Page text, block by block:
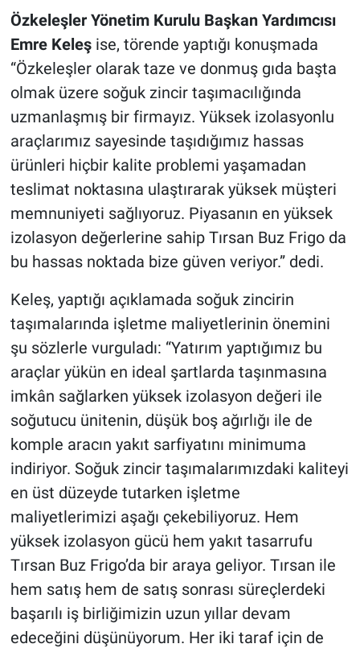
Özkeleşler Yönetim Kurulu Başkan Yardımcısı
Emre Keleşise, törende yaptığı konuşmada
“Özkeleşler olarak taze ve donmuş gıda başta
olmak üzere soğuk zincir taşımacılığında
uzmanlaşmış bir firmayız. Yüksek izolasyonlu
araçlarımız sayesinde taşıdığımız hassas
ürünleri hiçbir kalite problemi yaşamadan
teslimat noktasına ulaştırarak yüksek müşteri
memnuniyeti sağlıyoruz. Piyasanın en yüksek
izolasyon değerlerine sahip Tırsan Buz Frigo da
bu hassas noktada bize güven veriyor.” dedi.
Keleş, yaptığı açıklamada soğuk zincirin
taşımalarında işletme maliyetlerinin önemini
şu sözlerle vurguladı: “Yatırım yaptığımız bu
araçlar yükün en ideal şartlarda taşınmasına
imkân sağlarken yüksek izolasyon değeri ile
soğutucu ünitenin, düşük boş ağırlığı ile de
komple aracın yakıt sarfiyatını minimuma
indiriyor. Soğuk zincir taşımalarımızdaki kaliteyi
en üst düzeyde tutarken işletme
maliyetlerimizi aşağı çekebiliyoruz. Hem
yüksek izolasyon gücü hem yakıt tasarrufu
Tırsan Buz Frigo’da bir araya geliyor. Tırsan ile
hem satış hem de satış sonrası süreçlerdeki
başarılı iş birliğimizin uzun yıllar devam
edeceğini düşünüyorum. Her iki taraf için de